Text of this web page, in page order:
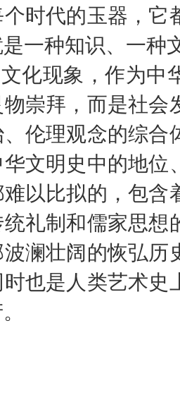
时代的玉器，
一种知识、一种
化现象，作为中
崇拜，而是社会
伦理观念的综
文明史中的地位
以比拟的，包含
礼制和儒家思想
波澜壮阔的恢弘
也是人类艺术史